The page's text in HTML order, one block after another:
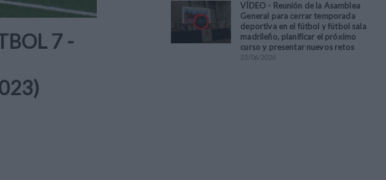
7 -
VÍDEO - Reunión de la Asamblea
General para cerrar temporada
deportiva en el fútbol y fútbol sala
madrileño, planificar el próximo
curso y presentar nuevos retos
23/06/2026